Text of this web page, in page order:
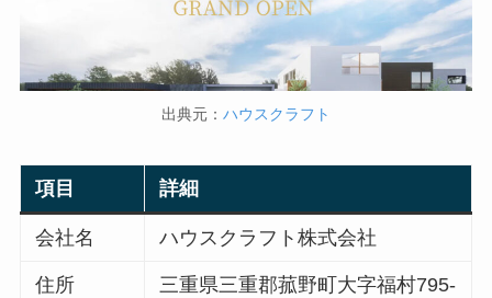
出典元： ハウスクラフト
項目 詳細
会社名 ハウスクラフト株式会社
住所
三重県三重郡菰野町大字福村795-